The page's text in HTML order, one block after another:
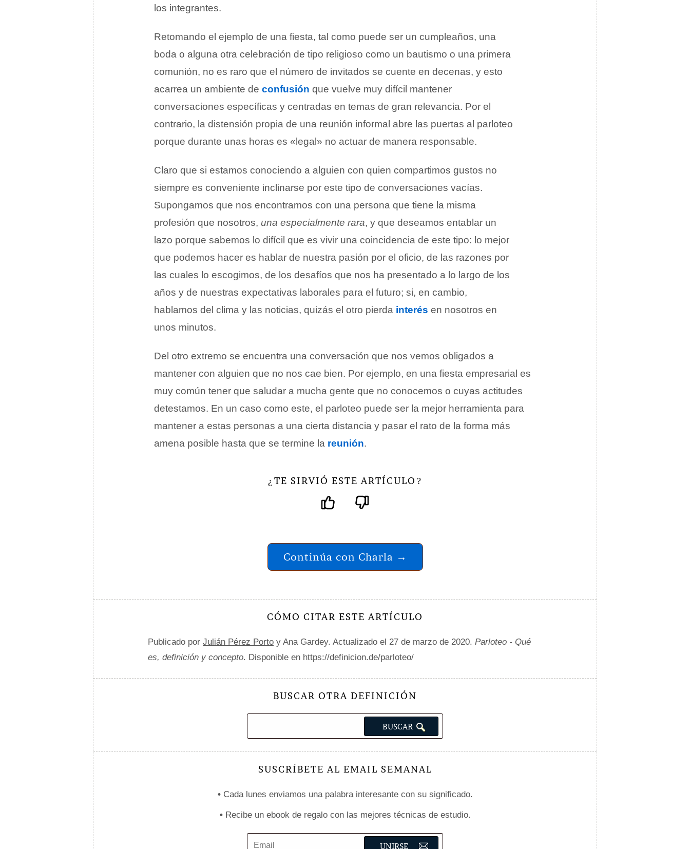
los integrantes.
Retomando el ejemplo de una fiesta, tal como puede ser un cumpleaños, una
boda o alguna otra celebración de tipo religioso como un bautismo o una primera
comunión, no es raro que el número de invitados se cuente en decenas, y esto
acarrea un ambiente de confusión que vuelve muy difícil mantener
conversaciones específicas y centradas en temas de gran relevancia. Por el
contrario, la distensión propia de una reunión informal abre las puertas al parloteo
porque durante unas horas es «legal» no actuar de manera responsable.
Claro que si estamos conociendo a alguien con quien compartimos gustos no
siempre es conveniente inclinarse por este tipo de conversaciones vacías.
Supongamos que nos encontramos con una persona que tiene la misma
profesión que nosotros, una especialmente rara, y que deseamos entablar un
lazo porque sabemos lo difícil que es vivir una coincidencia de este tipo: lo mejor
que podemos hacer es hablar de nuestra pasión por el oficio, de las razones por
las cuales lo escogimos, de los desafíos que nos ha presentado a lo largo de los
años y de nuestras expectativas laborales para el futuro; si, en cambio,
hablamos del clima y las noticias, quizás el otro pierda interés en nosotros en
unos minutos.
Del otro extremo se encuentra una conversación que nos vemos obligados a
mantener con alguien que no nos cae bien. Por ejemplo, en una fiesta empresarial es
muy común tener que saludar a mucha gente que no conocemos o cuyas actitudes
detestamos. En un caso como este, el parloteo puede ser la mejor herramienta para
mantener a estas personas a una cierta distancia y pasar el rato de la forma más
amena posible hasta que se termine la reunión.
¿ TE SIRVIÓ ESTE ARTÍCULO ?
Continúa con Charla →
CÓMO CITAR ESTE ARTÍCULO
Publicado por Julián Pérez Porto y Ana Gardey. Actualizado el 27 de marzo de 2020. Parloteo - Qué
es, definición y concepto. Disponible en https://definicion.de/parloteo/
BUSCAR OTRA DEFINICIÓN
SUSCRÍBETE AL EMAIL SEMANAL
•Cada lunes enviamos una palabra interesante con su significado.
•Recibe un ebook de regalo con las mejores técnicas de estudio.